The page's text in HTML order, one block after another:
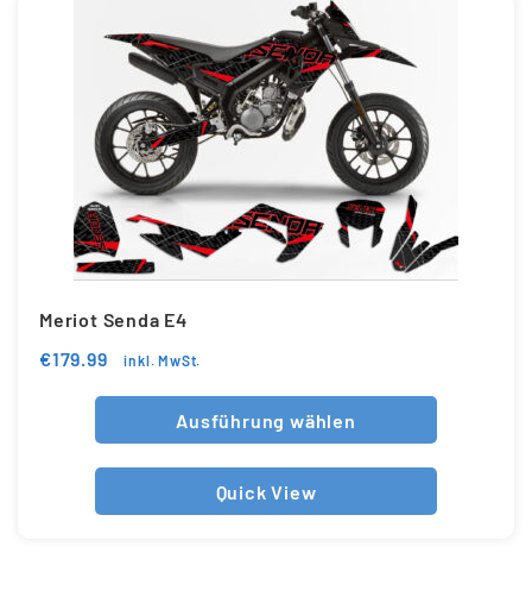
Meriot Senda E4
€179.99 inkl. MwSt.
Ausführung wählen
Quick View